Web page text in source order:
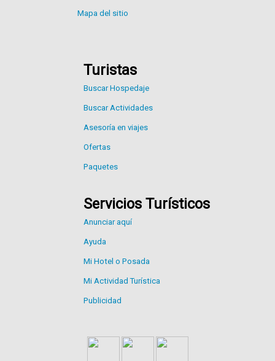
Mapa del sitio
Turistas
Buscar Hospedaje
Buscar Actividades
Asesoría en viajes
Ofertas
Paquetes
Servicios Turísticos
Anunciar aquí
Ayuda
Mi Hotel o Posada
Mi Actividad Turística
Publicidad